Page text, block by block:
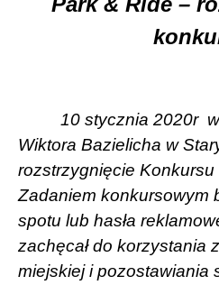
10 stycznia 2020r
Wiktora Bazielicha w
rozstrzygnięcie Konkursu
Zadaniem konkursowym
spotu lub hasła
zachęcał do korzystania
miejskiej i pozostawiania